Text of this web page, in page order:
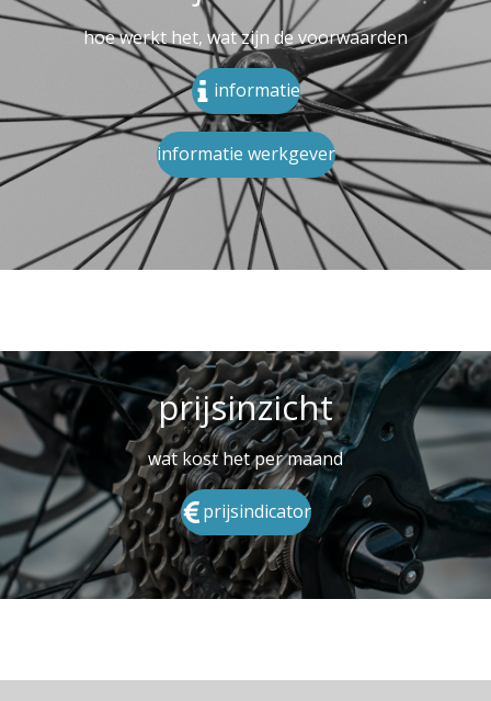
hoe werkt het, wat zijn de voorwaarden
informatie
informatie werkgever
prijsinzicht
wat kost het per maand
prijsindicator